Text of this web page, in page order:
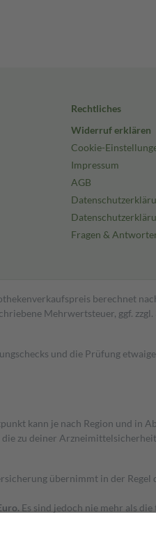
Rechtliches
Widerruf erklären
Cookie-
Impressum
AGB
Fragen &
berechnet
Mehrwertsteuer, ggf. zzgl.
und die Prüfung
kann je nach Region und in
zu deiner
übernimmt in der
Es sind jedoch nie mehr als